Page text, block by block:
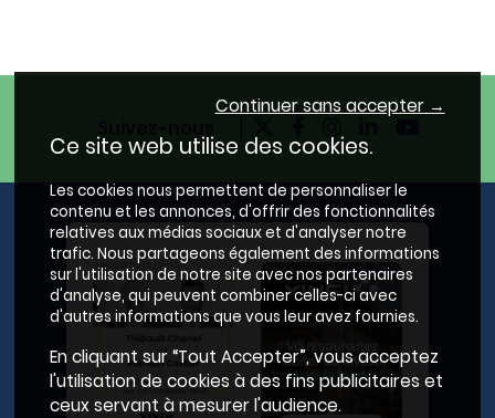
Continuer sans accepter →
Ce site web utilise des cookies.
Les cookies nous permettent de personnaliser le
contenu et les annonces, d'offrir des fonctionnalités
relatives aux médias sociaux et d'analyser notre
trafic. Nous partageons également des informations
sur l'utilisation de notre site avec nos partenaires
d'analyse, qui peuvent combiner celles-ci avec
d'autres informations que vous leur avez fournies.
En cliquant sur “Tout Accepter”, vous acceptez
l'utilisation de cookies à des fins publicitaires et
ceux servant à mesurer l'audience.